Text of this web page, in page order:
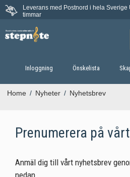
Leverans med Postnord i hela Sverige
timmar
Inloggning Önskelista
Home / Nyheter / Nyhetsbrev
Prenumerera på
Anmäl dig till vårt nyhetsbrev